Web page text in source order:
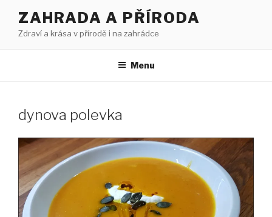
obsahu
ZAHRADA A PŘÍRODA
Zdraví a krása v přírodě i na zahrádce
Menu
dynova polevka